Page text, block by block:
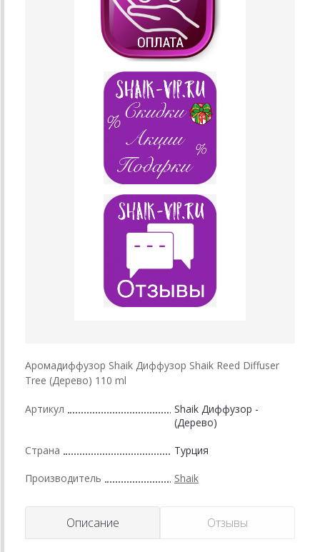
Аромадиффузор Shaik Диффузор Shaik Reed Diffuser
Tree (Дерево) 110 ml
Артикул
Shaik Диффузор -
(Дерево)
Страна Турция
Производитель Shaik
Описание Отзывы